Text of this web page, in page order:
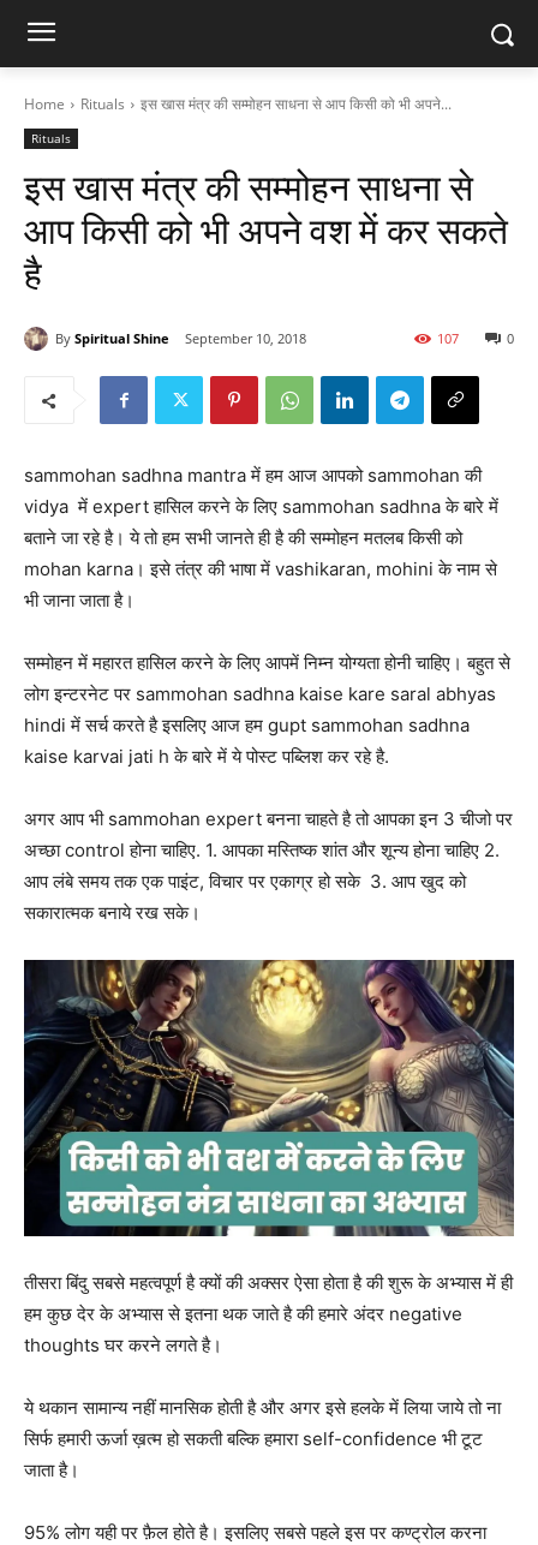
Home Rituals इस खास मंत्र की सम्मोहन साधना से आप किसी को भी अपने...
Rituals
इस खास मंत्र की सम्मोहन साधना से
आप किसी को भी अपने वश में कर सकते
है
By Spiritual Shine September 10, 2018 0
107
sammohan sadhna mantra में हम आज आपको sammohan की
vidya में expert हासिल करने के लिए sammohan sadhna के बारे में
बताने जा रहे है। ये तो हम सभी जानते ही है की सम्मोहन मतलब किसी को
mohan karna। इसे तंत्र की भाषा में vashikaran, mohini के नाम से
भी जाना जाता है।
सम्मोहन में महारत हासिल करने के लिए आपमें निम्न योग्यता होनी चाहिए। बहुत से
लोग इन्टरनेट पर sammohan sadhna kaise kare saral abhyas
hindi में सर्च करते है इसलिए आज हम gupt sammohan sadhna
kaise karvai jati h के बारे में ये पोस्ट पब्लिश कर रहे है.
अगर आप भी sammohan expert बनना चाहते है तो आपका इन 3 चीजो पर
अच्छा control होना चाहिए. 1. आपका मस्तिष्क शांत और शून्य होना चाहिए 2.
आप लंबे समय तक एक पाइंट, विचार पर एकाग्र हो सके 3. आप खुद को
सकारात्मक बनाये रख सके।
तीसरा बिंदु सबसे महत्वपूर्ण है क्यों की अक्सर ऐसा होता है की शुरू के अभ्यास में ही
हम कुछ देर के अभ्यास से इतना थक जाते है की हमारे अंदर negative
thoughts घर करने लगते है।
ये थकान सामान्य नहीं मानसिक होती है और अगर इसे हलके में लिया जाये तो ना
सिर्फ हमारी ऊर्जा ख़त्म हो सकती बल्कि हमारा self-confidence भी टूट
जाता है।
95% लोग यही पर फ़ैल होते है। इसलिए सबसे पहले इस पर कण्ट्रोल करना